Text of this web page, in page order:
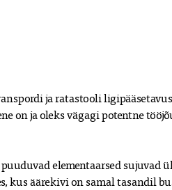
ja ratastooli
on ja oleks vägagi potentne
elementaarsed sujuvad
kus äärekivi on samal tasandil